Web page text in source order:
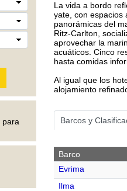
para
La vida a bordo
yate, con espacios
panorámicas del
Ritz-Carlton,
aprovechar la
acuáticos. Cinco
hasta comidas
Al igual que los
alojamiento
Barcos y
Barco
Evrima
Ilma